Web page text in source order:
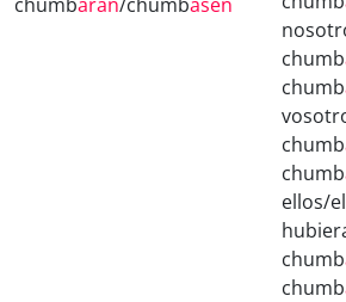
chumb
chumb
chumb
chumb
ellos/
chumb
chumb